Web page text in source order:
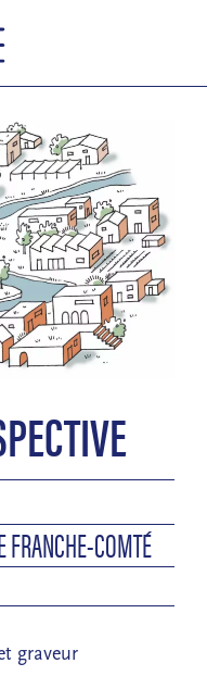
FRANCHE-COMTÉ
graveur